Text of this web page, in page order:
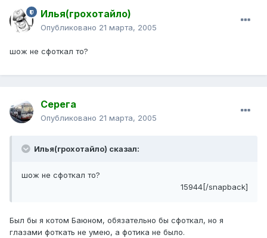
Илья(грохотайло)
Опубликовано 21 марта, 2005
шож не сфоткал то?
Серега
Опубликовано 21 марта, 2005
Илья(грохотайло) сказал:
шож не сфоткал то?
15944[/snapback]
Был бы я котом Баюном, обязательно бы сфоткал, но я
глазами фоткать не умею, а фотика не было.